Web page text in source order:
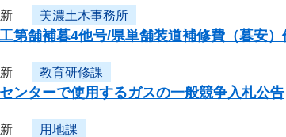
美濃土木事務所
工第舗補暮4他号/県単舗装道補修費（暮安
教育研修課
ンターで使用するガスの一般競争入札公告
用地課